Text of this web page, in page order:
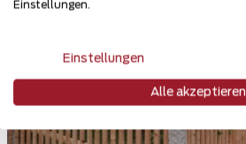
Einstellungen.
Einstellungen
Alle akzeptieren